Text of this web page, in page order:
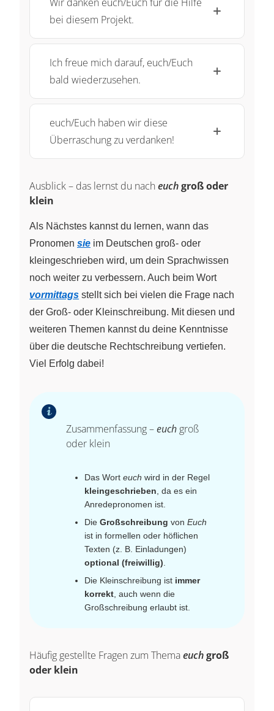
bei diesem Projekt.
Ich freue mich darauf, euch/Euch
bald wiederzusehen.
euch/Euch haben wir diese
Überraschung zu verdanken!
Ausblick – das lernst du nach euchgroß oder
klein
Als Nächstes kannst du lernen, wann das
Pronomen sie im Deutschen groß- oder
kleingeschrieben wird, um dein Sprachwissen
noch weiter zu verbessern. Auch beim Wort
vormittags stellt sich bei vielen die Frage nach
der Groß- oder Kleinschreibung. Mit diesen und
weiteren Themen kannst du deine Kenntnisse
über die deutsche Rechtschreibung vertiefen.
Viel Erfolg dabei!
Zusammenfassung –euch groß
oder klein
Das Wort euch wird in der Regel
kleingeschrieben , da es ein
Anredepronomen ist.
Die Großschreibung von Euch
ist in formellen oder höflichen
Texten (z. B. Einladungen)
optional (freiwillig)
Die Kleinschreibung ist immer
korrekt , auch wenn die
Großschreibung erlaubt ist.
Häufig gestellte Fragen zum Themaeuchgroß
oder klein